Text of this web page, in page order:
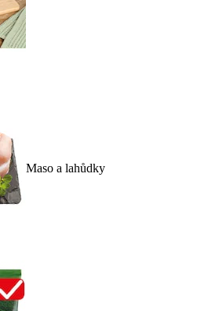
Maso a lahůdky